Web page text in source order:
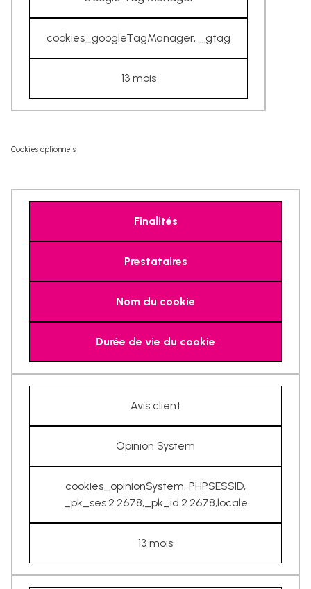
cookies_googleTagManager, _gtag
13 mois
Cookies optionnels
Finalités
Prestataires
Nom du cookie
Durée de vie du cookie
Avis client
Opinion System
cookies_opinionSystem, PHPSESSID,
_pk_ses.2.2678,_pk_id.2.2678,locale
13 mois